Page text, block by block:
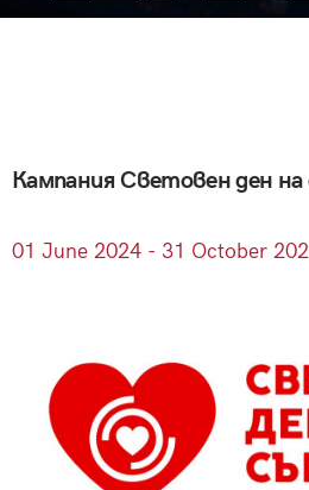
Кампания Световен ден
01 June 2024 - 31 October